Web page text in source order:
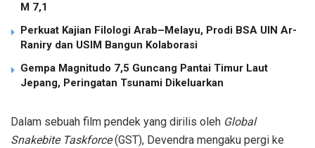
M 7,1
Perkuat Kajian Filologi Arab–Melayu, Prodi BSA UIN Ar-
Raniry dan USIM Bangun Kolaborasi
Gempa Magnitudo 7,5 Guncang Pantai Timur Laut
Jepang, Peringatan Tsunami Dikeluarkan
Dalam sebuah film pendek yang dirilis oleh Global
Snakebite Taskforce(GST), Devendra mengaku pergi ke